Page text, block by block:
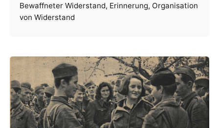
Bewaffneter Widerstand Erinnerung Organisation
von Widerstand